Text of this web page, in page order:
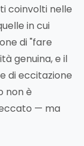
coinvolti nelle
in cui
di "fare
genuina, e il
di eccitazione
non è
— ma